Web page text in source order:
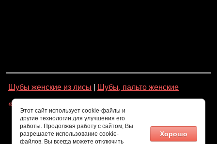
Шубы женские из лисы
Шубы, пальто женские
« Назад
Этот сайт использует cookie-файлы и
другие технологии для улучшения его
работы. Продолжая работу с сайтом, Вы
разрешаете использование cookie-
файлов. Вы всегда можете отключить
Хорошо